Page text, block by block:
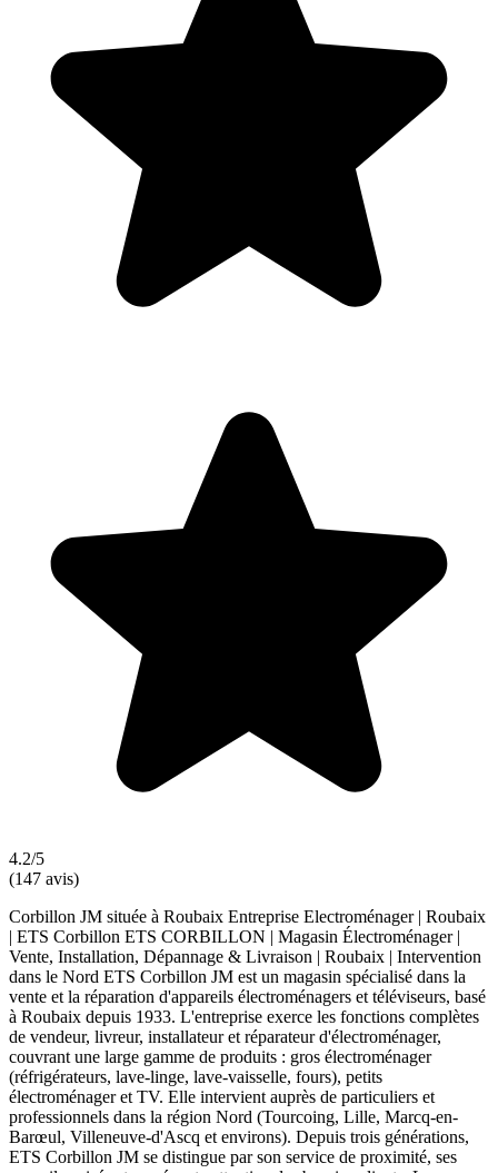
4.2/5
(147 avis)
Corbillon JM située à Roubaix Entreprise Electroménager | Roubaix
| ETS Corbillon ETS CORBILLON | Magasin Électroménager |
Vente, Installation, Dépannage & Livraison | Roubaix | Intervention
dans le Nord ETS Corbillon JM est un magasin spécialisé dans la
vente et la réparation d'appareils électroménagers et téléviseurs, basé
à Roubaix depuis 1933. L'entreprise exerce les fonctions complètes
de vendeur, livreur, installateur et réparateur d'électroménager,
couvrant une large gamme de produits : gros électroménager
(réfrigérateurs, lave-linge, lave-vaisselle, fours), petits
électroménager et TV. Elle intervient auprès de particuliers et
professionnels dans la région Nord (Tourcoing, Lille, Marcq-en-
Barœul, Villeneuve-d'Ascq et environs). Depuis trois générations,
ETS Corbillon JM se distingue par son service de proximité, ses